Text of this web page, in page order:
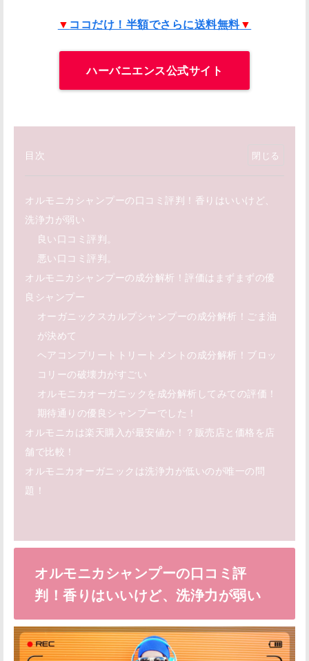
▼ ココだけ！半額でさらに送料無料▼
ハーバニエンス公式サイト
目次
オルモニカシャンプーの口コミ評判！香りはいいけど、
洗浄力が弱い
良い口コミ評判。
悪い口コミ評判。
オルモニカシャンプーの成分解析！評価はまずまずの優
良シャンプー
オーガニックスカルプシャンプーの成分解析！ごま油
が決めて
ヘアコンプリートトリートメントの成分解析！ブロッ
コリーの破壊力がすごい
オルモニカオーガニックを成分解析してみての評価！
期待通りの優良シャンプーでした！
オルモニカは楽天購入が最安値か！？販売店と価格を店
舗で比較！
オルモニカオーガニックは洗浄力が低いのが唯一の問
題！
オルモニカシャンプーの口コミ評
判！香りはいいけど、洗浄力が弱い